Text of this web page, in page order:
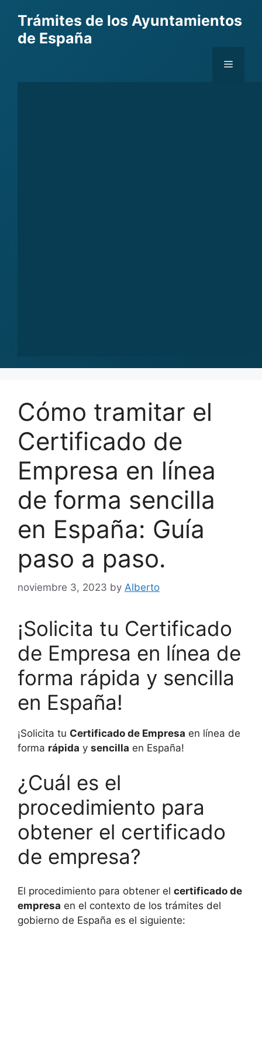
content
Trámites de los Ayuntamientos
de España
Menu
Cómo tramitar el
Certificado de
Empresa en línea
de forma sencilla
en España: Guía
paso a paso.
noviembre 3, 2023 by Alberto
¡Solicita tu Certificado
de Empresa en línea de
forma rápida y sencilla
en España!
¡Solicita tu Certificado de Empresa en línea de
forma rápida y sencilla en España!
¿Cuál es el
procedimiento para
obtener el certificado
de empresa?
El procedimiento para obtener el certificado de
empresa en el contexto de los trámites del
gobierno de España es el siguiente: